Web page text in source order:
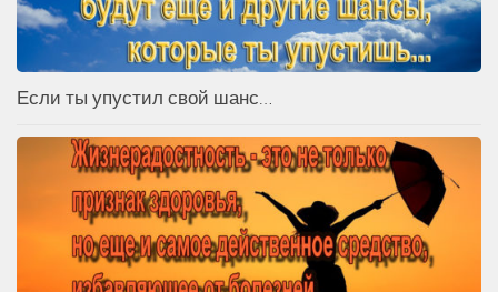
Если ты упустил свой шанс…